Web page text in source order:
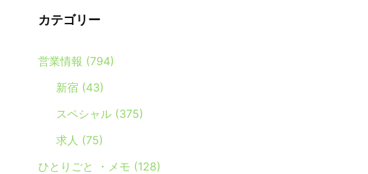
カテゴリー
営業情報 (794)
新宿 (43)
スペシャル (375)
求人 (75)
ひとりごと ・メモ (128)